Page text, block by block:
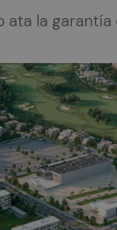
ata la